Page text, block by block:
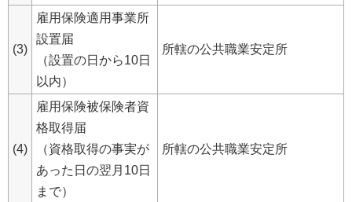
(3)
雇用保険適用事業所
設置届
（設置の日から10日
以内）
所轄の公共職業安定所
(4)
雇用保険被保険者資
格取得届
（資格取得の事実が
あった日の翌月10日
まで）
所轄の公共職業安定所